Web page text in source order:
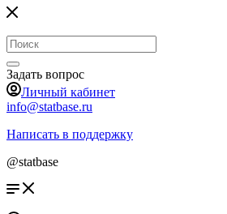
Задать вопрос
Личный кабинет
info@statbase.ru
Написать в поддержку
@statbase